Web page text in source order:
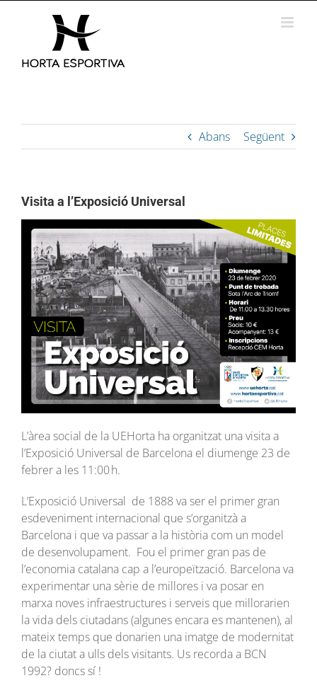
Abans Següent
Visita a l’Exposició Universal
L’àrea social de la UEHorta ha organitzat una visita a
l’Exposició Universal de Barcelona el diumenge 23 de
febrer a les 11:00 h.
L’Exposició Universal de 1888 va ser el primer gran
esdeveniment internacional que s’organitzà a
Barcelona i que va passar a la història com un model
de desenvolupament. Fou el primer gran pas de
l’economia catalana cap a l’europeïtzació. Barcelona va
experimentar una sèrie de millores i va posar en
marxa noves infraestructures i serveis que millorarien
la vida dels ciutadans (algunes encara es mantenen), al
mateix temps que donarien una imatge de modernitat
de la ciutat a ulls dels visitants. Us recorda a BCN
1992? doncs sí !